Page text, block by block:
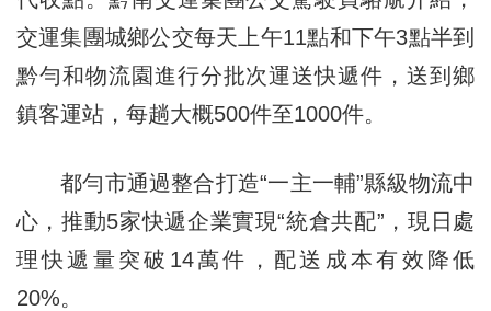
交運集團城鄉公交每天上午11點和下午3點半到
黔勻和物流園進行分批次運送快遞件，送到鄉
鎮客運站，每趟大概500件至1000件。
都勻市通過整合打造“一主一輔”縣級物流中
心，推動5家快遞企業實現“統倉共配”，現日處
理快遞量突破14萬件，配送成本有效降低
20%。